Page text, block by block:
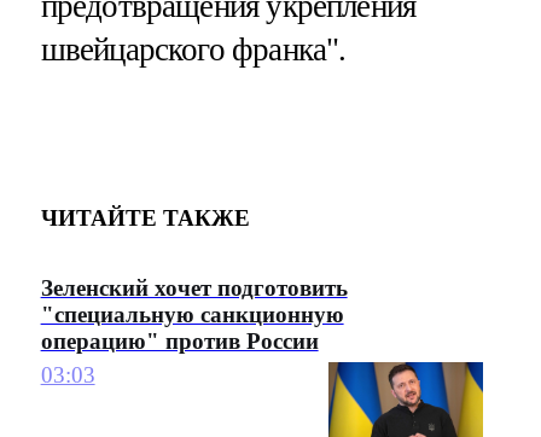
швейцарского франка".
ЧИТАЙТЕ ТАКЖЕ
Зеленский хочет подготовить
"специальную санкционную
операцию" против России
03:03